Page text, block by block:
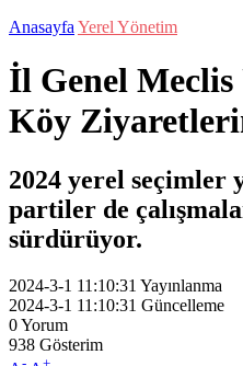
Anasayfa Yerel Yönetim
İl Genel Meclis
Köy
2024 yerel seçimler
partiler de
sürdürüyor.
2024-3-1 11:10:31 Yayınlanma
2024-3-1 11:10:31 Güncelleme
0Yorum
938 Gösterim